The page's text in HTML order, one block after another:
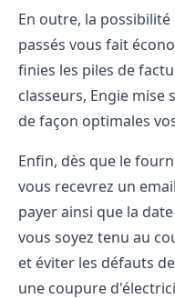
En outre, la
passés vous fait
finies les piles de
classeurs, Engie
de façon optimales
Enfin, dès que le
vous recevrez un
payer ainsi que la
vous soyez tenu au
et éviter les défauts
une coupure